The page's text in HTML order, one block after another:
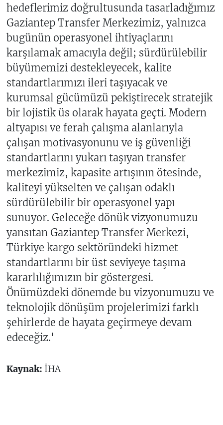
hedeflerimiz doğrultusunda tasarladığımız
Gaziantep Transfer Merkezimiz, yalnızca
bugünün operasyonel ihtiyaçlarını
karşılamak amacıyla değil; sürdürülebilir
büyümemizi destekleyecek, kalite
standartlarımızı ileri taşıyacak ve
kurumsal gücümüzü pekiştirecek stratejik
bir lojistik üs olarak hayata geçti. Modern
altyapısı ve ferah çalışma alanlarıyla
çalışan motivasyonunu ve iş güvenliği
standartlarını yukarı taşıyan transfer
merkezimiz, kapasite artışının ötesinde,
kaliteyi yükselten ve çalışan odaklı
sürdürülebilir bir operasyonel yapı
sunuyor. Geleceğe dönük vizyonumuzu
yansıtan Gaziantep Transfer Merkezi,
Türkiye kargo sektöründeki hizmet
standartlarını bir üst seviyeye taşıma
kararlılığımızın bir göstergesi.
Önümüzdeki dönemde bu vizyonumuzu ve
teknolojik dönüşüm projelerimizi farklı
şehirlerde de hayata geçirmeye devam
edeceğiz.'
Kaynak: İHA